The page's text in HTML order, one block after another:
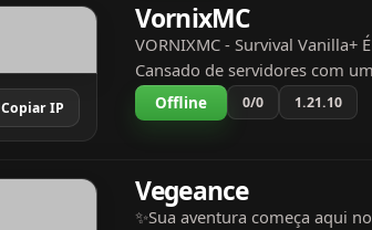
Copiar IP
VornixMC
VORNIXMC - Survival Vanilla+
Cansado de servidores com
Aqui é PURO MINECRAFT com
geniais: Economia real -
Offline 0/0 1.21.10
Vegeance
✨Sua aventura começa aqui